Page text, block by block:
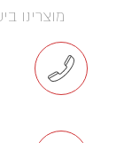
מוצרינו